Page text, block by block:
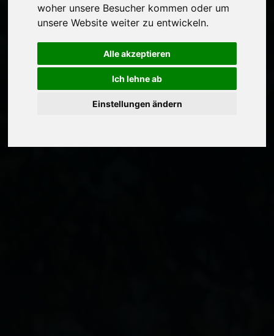
woher unsere Besucher kommen oder um
unsere Website weiter zu entwickeln.
Alle akzeptieren
Ich lehne ab
Einstellungen ändern